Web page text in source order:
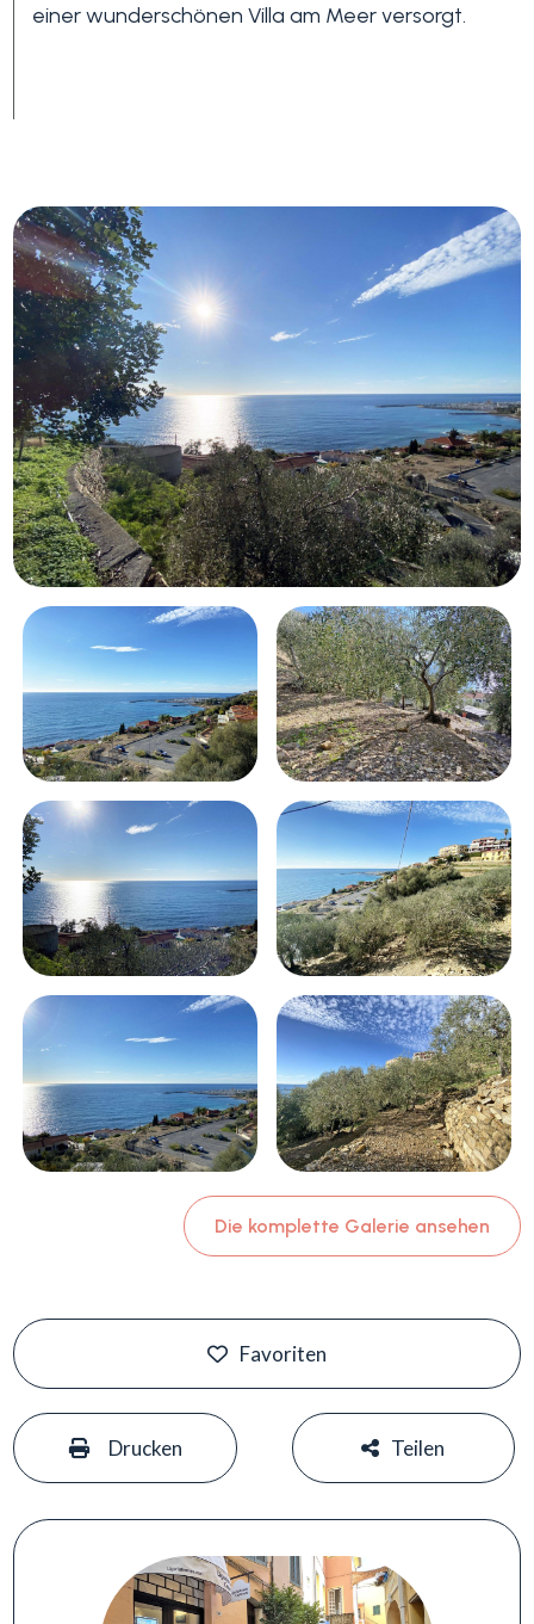
einer wunderschönen Villa am Meer versorgt.
Die komplette Galerie ansehen
Favoriten
Drucken Teilen
Optionen
-
Mehrfachauswahl
Garten
Balkon / Terrasse
Aufzug
Meerblick